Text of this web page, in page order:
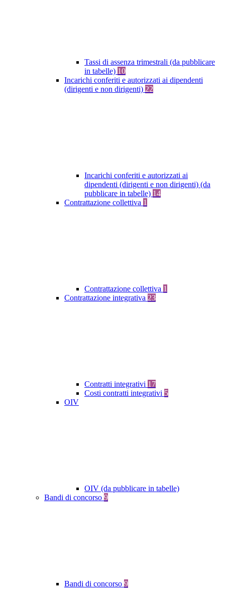
Tassi di assenza trimestrali (da pubblicare
in tabelle) 10
Incarichi conferiti e autorizzati ai dipendenti
(dirigenti e non dirigenti) 22
Incarichi conferiti e autorizzati ai
dipendenti (dirigenti e non dirigenti) (da
pubblicare in tabelle) 14
Contrattazione collettiva 1
Contrattazione collettiva 1
Contrattazione integrativa 23
Contratti integrativi 17
Costi contratti integrativi 5
OIV
OIV (da pubblicare in tabelle)
Bandi di concorso 9
Bandi di concorso 9